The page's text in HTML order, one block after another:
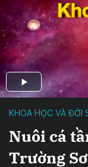
KHOA HỌC VÀ ĐỜI
Nuôi cá
Trường